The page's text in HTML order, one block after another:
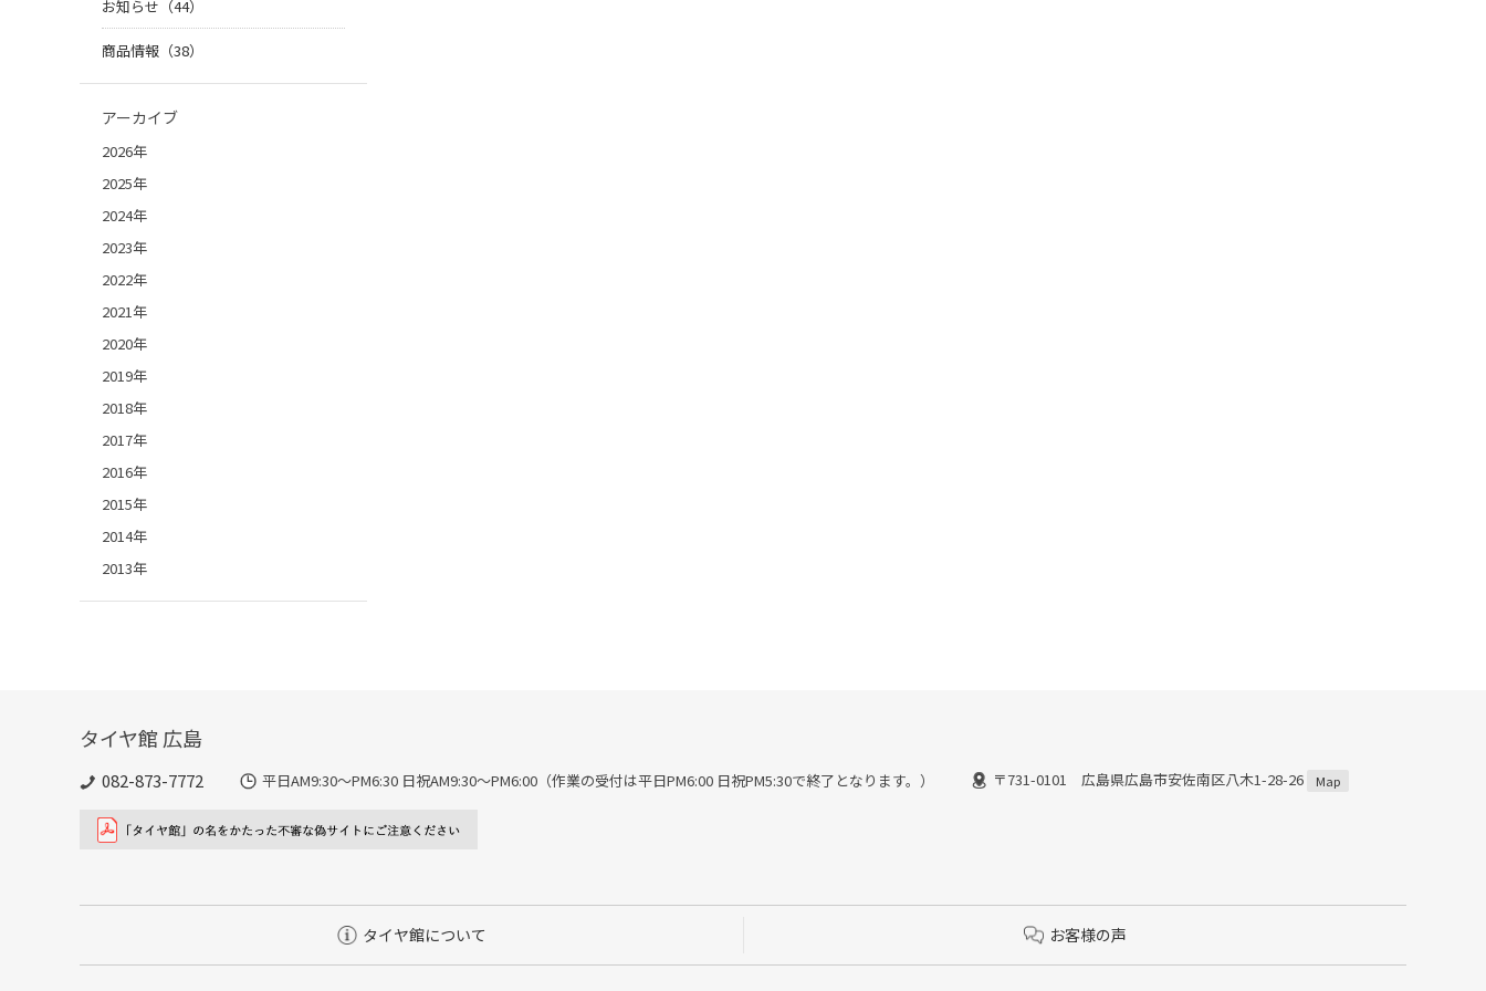
お知らせ（44）
商品情報（38）
アーカイブ
2026年
2025年
2024年
2023年
2022年
2021年
2020年
2019年
2018年
2017年
2016年
2015年
2014年
2013年
タイヤ館 広島
082-873-7772 平日AM9:30～PM6:30 日祝AM9:30〜PM6:00（作業の受付は平日PM6:00 日祝PM5:30で終了となります。） 〒731-0101 広島県広島市安佐南区八木1-28-26 Map
タイヤ館について お客様の声